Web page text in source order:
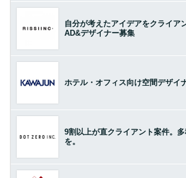
自分が考えたアイデアをクライア
AD&デザイナー募集
ホテル・オフィス向け空間デザイ
9割以上が直クライアント案件。
を。